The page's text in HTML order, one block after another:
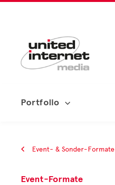
Portfolio
Event- & Sonder-Formate
Event-Formate